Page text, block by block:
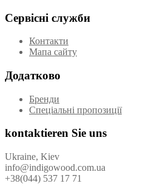
Сервісні служби
Контакти
Мапа сайту
Додатково
Бренди
Спеціальні пропозиції
kontaktieren Sie uns
Ukraine, Kiev
info@indigowood.com.ua
+38(044) 537 17 71